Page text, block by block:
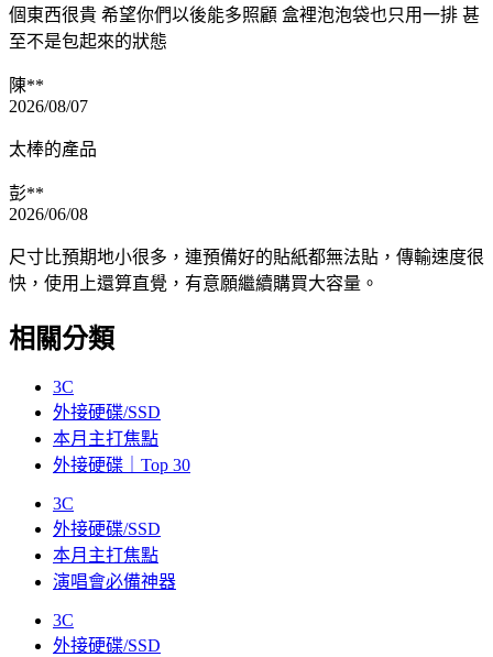
個東西很貴 希望你們以後能多照顧 盒裡泡泡袋也只用一排 甚
至不是包起來的狀態
陳**
2026/08/07
太棒的產品
彭**
2026/06/08
尺寸比預期地小很多，連預備好的貼紙都無法貼，傳輸速度很
快，使用上還算直覺，有意願繼續購買大容量。
相關分類
3C
外接硬碟/SSD
本月主打焦點
外接硬碟｜Top 30
3C
外接硬碟/SSD
本月主打焦點
演唱會必備神器
3C
外接硬碟/SSD